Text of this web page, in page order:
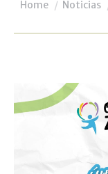
Home Noticias